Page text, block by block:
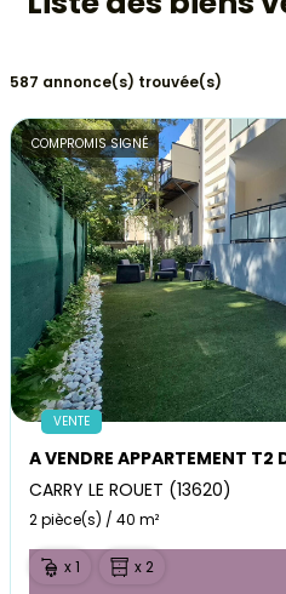
Location -
Nos agences
Estimation
Avis clients
587 annonce(s) trouvée(s)
COMPROMIS SIGNÉ
VENTE
CARRY LE ROUET (13620)
2 pièce(s) / 40 m²
x 1 x 2